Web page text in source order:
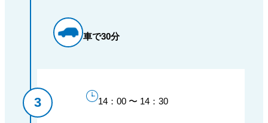
車で30分
14：00 〜 14：30